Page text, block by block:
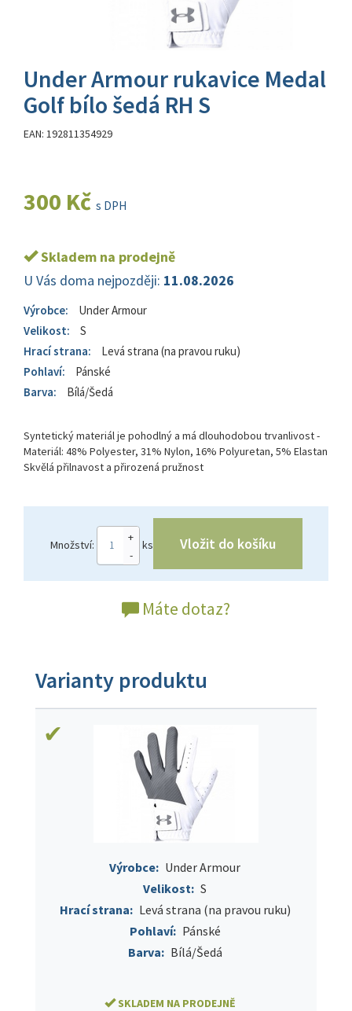
Under Armour rukavice Medal
Golf bílo šedá RH S
EAN: 192811354929
300 Kč s DPH
Skladem na prodejně
U Vás doma nejpozději: 11.08.2026
Výrobce:
Under Armour
Velikost:
S
Hrací strana:
Levá strana (na pravou ruku)
Pohlaví:
Pánské
Barva:
Bílá/Šedá
Syntetický materiál je pohodlný a má dlouhodobou trvanlivost -
Materiál: 48% Polyester, 31% Nylon, 16% Polyuretan, 5% Elastan
Skvělá přilnavost a přirozená pružnost
Množství:
-
+
ks Vložit do košíku
Máte dotaz?
Varianty produktu
Výrobce: Under Armour
Velikost: S
Hrací strana: Levá strana (na pravou ruku)
Pohlaví: Pánské
Barva: Bílá/Šedá
SKLADEM NA PRODEJNĚ